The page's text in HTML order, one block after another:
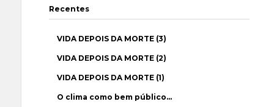
Recentes
VIDA DEPOIS DA MORTE (3)
VIDA DEPOIS DA MORTE (2)
VIDA DEPOIS DA MORTE (1)
O clima como bem público…